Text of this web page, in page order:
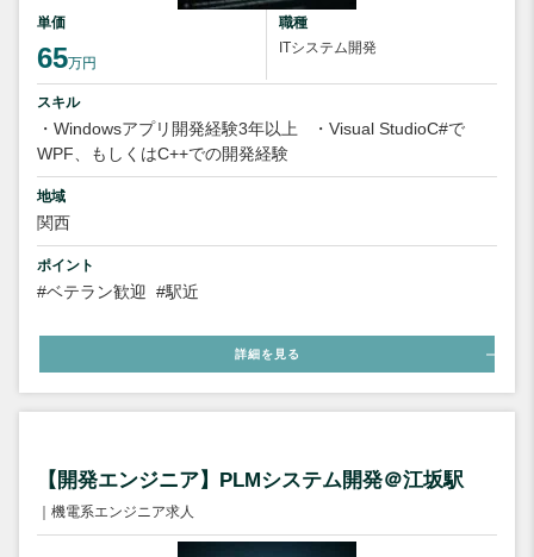
単価
65万円
職種
ITシステム開発
スキル
・Windowsアプリ開発経験3年以上
・Visual StudioC#で
WPF、もしくはC++での開発経験
地域
関西
ポイント
#ベテラン歓迎 #駅近
詳細を見る
【開発エンジニア】PLMシステム開発＠江坂駅
｜機電系エンジニア求人